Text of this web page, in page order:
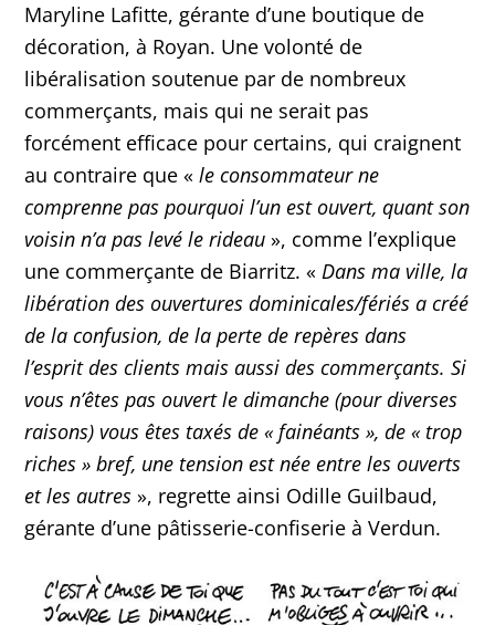
Maryline Lafitte, gérante d’une boutique de
décoration, à Royan. Une volonté de
libéralisation soutenue par de nombreux
commerçants, mais qui ne serait pas
forcément efficace pour certains, qui craignent
au contraire que «le consommateur ne
comprenne pas pourquoi l’un est ouvert, quant son
voisin n’a pas levé le rideau », comme l’explique
une commerçante de Biarritz. «Dans ma ville, la
libération des ouvertures dominicales/fériés a créé
de la confusion, de la perte de repères dans
l’esprit des clients mais aussi des commerçants. Si
vous n’êtes pas ouvert le dimanche (pour diverses
raisons) vous êtes taxés de « fainéants », de « trop
riches » bref, une tension est née entre les ouverts
et les autres », regrette ainsi Odille Guilbaud,
gérante d’une pâtisserie-confiserie à Verdun.